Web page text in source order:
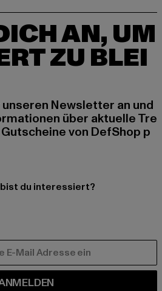
AN, UM
ZU BLEI
Newsletter an und
über aktuelle Tre
von DefShop p
du interessiert?